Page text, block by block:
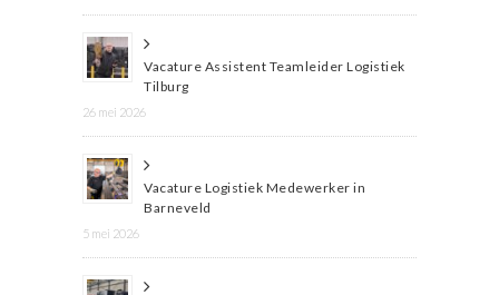
Vacature Assistent Teamleider Logistiek
Tilburg
26 mei 2026
Vacature Logistiek Medewerker in
Barneveld
5 mei 2026